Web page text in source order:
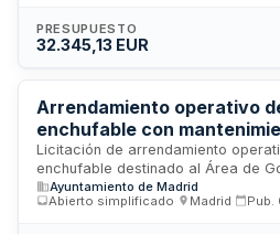
señalización, rotulación,
conforme a las especificaciones
procedimiento abierto
ofertas según criterios objetivos
oferta económica.
PRESUPUESTO
32.345,13 EUR
Arrendamiento operativo
enchufable con
Área de Vicealcaldía,
Emergencias
Licitación de arrendamiento
enchufable destinado al Área de
Portavoz, Seguridad y
mantenimiento integral y cobertura
Ayuntamiento de Madrid
Abierto simplificado
Madrid Pub.